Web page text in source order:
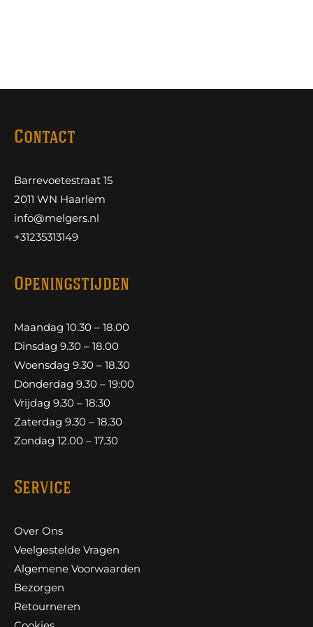
Contact
Barrevoetestraat 15
2011 WN Haarlem
info@melgers.nl
+31235313149
Openingstijden
Maandag 10.30 – 18.00
Dinsdag 9.30 – 18.00
Woensdag 9.30 – 18.30
Donderdag 9.30 – 19:00
Vrijdag 9.30 – 18:30
Zaterdag 9.30 – 18.30
Zondag 12.00 – 17.30
Service
Over Ons
Veelgestelde Vragen
Algemene Voorwaarden
Bezorgen
Retourneren